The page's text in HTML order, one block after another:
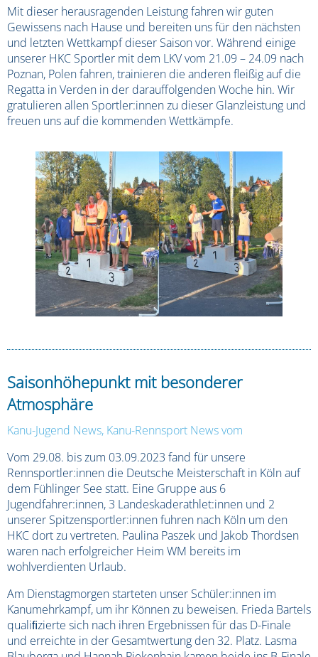
Mit dieser herausragenden Leistung fahren wir guten
Gewissens nach Hause und bereiten uns für den nächsten
und letzten Wettkampf dieser Saison vor. Während einige
unserer HKC Sportler mit dem LKV vom 21.09 – 24.09 nach
Poznan, Polen fahren, trainieren die anderen fleißig auf die
Regatta in Verden in der darauffolgenden Woche hin. Wir
gratulieren allen Sportler:innen zu dieser Glanzleistung und
freuen uns auf die kommenden Wettkämpfe.
Saisonhöhepunkt mit besonderer
Atmosphäre
Kanu-Jugend News, Kanu-Rennsport Newsvom
Vom 29.08. bis zum 03.09.2023 fand für unsere
Rennsportler:innen die Deutsche Meisterschaft in Köln auf
dem Fühlinger See statt. Eine Gruppe aus 6
Jugendfahrer:innen, 3 Landeskaderathlet:innen und 2
unserer Spitzensportler:innen fuhren nach Köln um den
HKC dort zu vertreten. Paulina Paszek und Jakob Thordsen
waren nach erfolgreicher Heim WM bereits im
wohlverdienten Urlaub.
Am Dienstagmorgen starteten unser Schüler:innen im
Kanumehrkampf, um ihr Können zu beweisen. Frieda Bartels
qualiﬁzierte sich nach ihren Ergebnissen für das D-Finale
und erreichte in der Gesamtwertung den 32. Platz. Lasma